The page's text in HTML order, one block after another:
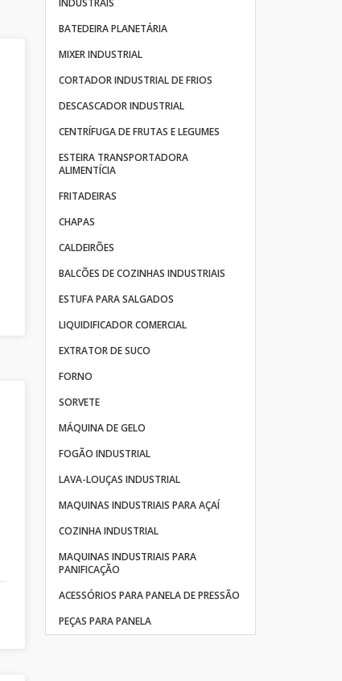
INDUSTRAIS
BATEDEIRA PLANETÁRIA
MIXER INDUSTRIAL
CORTADOR INDUSTRIAL DE FRIOS
DESCASCADOR INDUSTRIAL
CENTRÍFUGA DE FRUTAS E LEGUMES
ESTEIRA TRANSPORTADORA
ALIMENTÍCIA
FRITADEIRAS
CHAPAS
CALDEIRÕES
BALCÕES DE COZINHAS INDUSTRIAIS
ESTUFA PARA SALGADOS
LIQUIDIFICADOR COMERCIAL
EXTRATOR DE SUCO
FORNO
SORVETE
MÁQUINA DE GELO
FOGÃO INDUSTRIAL
LAVA-LOUÇAS INDUSTRIAL
MAQUINAS INDUSTRIAIS PARA AÇAÍ
COZINHA INDUSTRIAL
MAQUINAS INDUSTRIAIS PARA
PANIFICAÇÃO
ACESSÓRIOS PARA PANELA DE PRESSÃO
PEÇAS PARA PANELA